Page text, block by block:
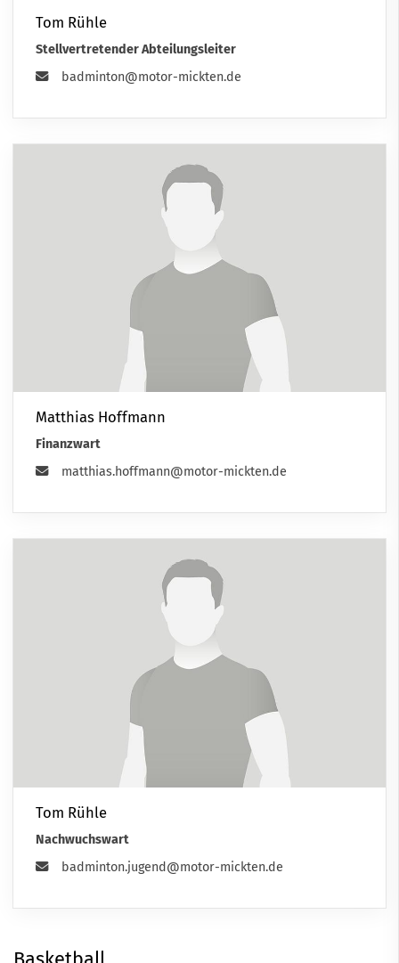
Tom Rühle
Stellvertretender Abteilungsleiter
badminton@motor-mickten.de
Matthias Hoffmann
Finanzwart
matthias.hoffmann@motor-mickten.de
Tom Rühle
Nachwuchswart
badminton.jugend@motor-mickten.de